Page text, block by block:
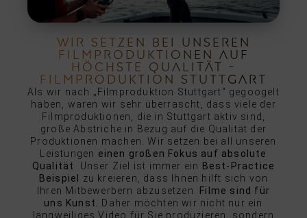
WIR SETZEN BEI UNSEREN
FILMPRODUKTIONEN AUF
HÖCHSTE QUALITÄT -
FILMPRODUKTION STUTTGART
Als wir nach „Filmproduktion Stuttgart“ gegoogelt
haben, waren wir sehr überrascht, dass viele der
Filmproduktionen, die in Stuttgart aktiv sind,
große Abstriche in Bezug auf die Qualität der
Produktionen machen. Wir setzen bei all unseren
Leistungen einen großen Fokus auf absolute
Qualität
. Unser Ziel ist immer ein Best-Practice
Beispiel zu kreieren, dass Ihnen hilft sich von
Ihren Mitbewerbern abzusetzen.
Filme sind für
uns Kunst.
Daher möchten wir nicht nur ein
langweiliges Video für Sie produzieren, sondern